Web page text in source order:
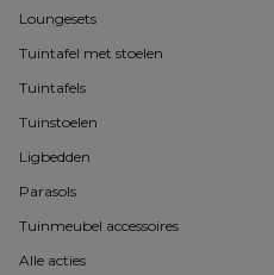
Loungesets
Tuintafel met stoelen
Tuintafels
Tuinstoelen
Ligbedden
Parasols
Tuinmeubel accessoires
Alle acties